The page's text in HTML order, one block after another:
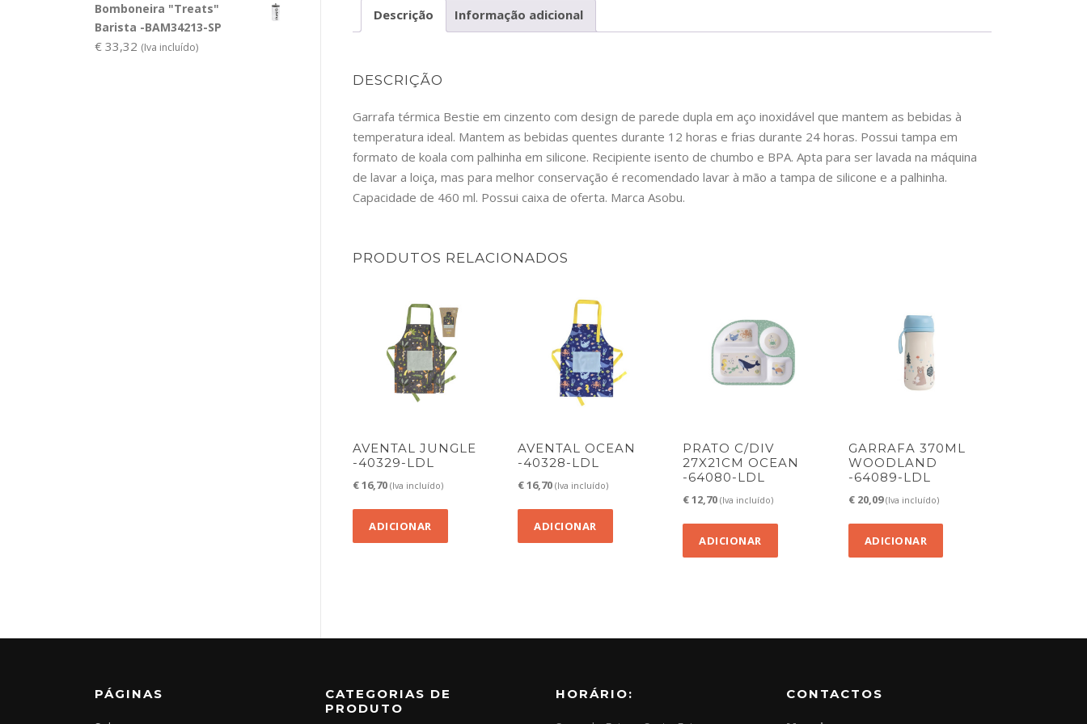
Descrição Informação adicional
DESCRIÇÃO
Garrafa térmica Bestie em cinzento com design de parede dupla em aço inoxidável que mantem as bebidas à
temperatura ideal. Mantem as bebidas quentes durante 12 horas e frias durante 24 horas. Possui tampa em
formato de koala com palhinha em silicone. Recipiente isento de chumbo e BPA. Apta para ser lavada na máquina
de lavar a loiça, mas para melhor conservação é recomendado lavar à mão a tampa de silicone e a palhinha.
Capacidade de 460 ml. Possui caixa de oferta. Marca Asobu.
PRODUTOS RELACIONADOS
AVENTAL JUNGLE
-40329-LDL
€16,70 (Iva incluído)
ADICIONAR
AVENTAL OCEAN
-40328-LDL
€16,70 (Iva incluído)
ADICIONAR
PRATO C/DIV
27X21CM OCEAN
-64080-LDL
€12,70 (Iva incluído)
ADICIONAR
GARRAFA 370ML
WOODLAND
-64089-LDL
€20,09 (Iva incluído)
ADICIONAR
Bomboneira "Treats"
Barista -BAM34213-SP
€ 33,32 (Iva incluído)
PÁGINAS
CATEGORIAS DE
PRODUTO
HORÁRIO: CONTACTOS